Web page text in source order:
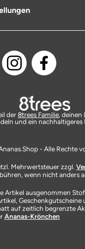
der8trees Familie, deinen
und ein nachhaltigeres
- Alle Rechte
Mehrwertsteuer zzgl.
wenn nicht anders
Artikel ausgenommen
Geschenkgutscheine
auf zeitlich begrenzte
Ananas-Krönchen